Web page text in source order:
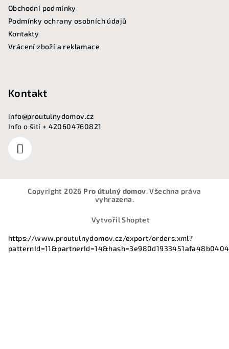
Obchodní podmínky
Podmínky ochrany osobních údajů
Kontakty
Vrácení zboží a reklamace
Kontakt
info@proutulnydomov.cz
Info o šití + 420604760821
Copyright 2026 Pro útulný domov. Všechna práva
vyhrazena.
Vytvořil Shoptet
https://www.proutulnydomov.cz/export/orders.xml?